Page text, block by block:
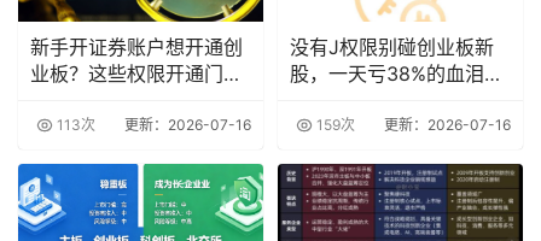
新手开证券账户想开通创
业板？这些权限开通门槛
113次 更新：2026-07-16
没有J权限别碰创业板新
股，一天亏38%的血泪教
159次 更新：2026-07-16